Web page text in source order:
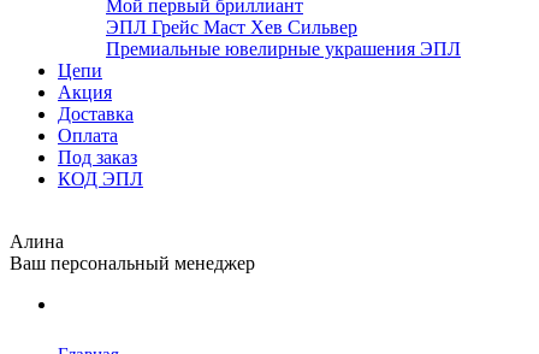
Мой первый бриллиант
ЭПЛ Грейс Маст Хев Сильвер
Премиальные ювелирные украшения ЭПЛ
Цепи
Акция
Доставка
Оплата
Под заказ
КОД ЭПЛ
Алина
Ваш персональный менеджер